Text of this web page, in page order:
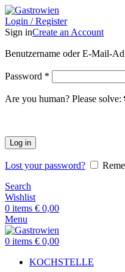
Login / Register
Sign inCreate an Account
Benutzername oder E-Mail-
Password *
Are you human? Please solve:
Log in
Lost your password?
Search
Wishlist
0 items € 0,00
Menu
0 items € 0,00
KOCHSTELLE